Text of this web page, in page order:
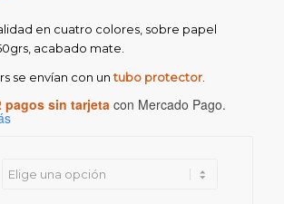
en cuatro colores, sobre papel
acabado mate.
se envían con untubo protector.
pagos sin tarjeta con Mercado Pago.